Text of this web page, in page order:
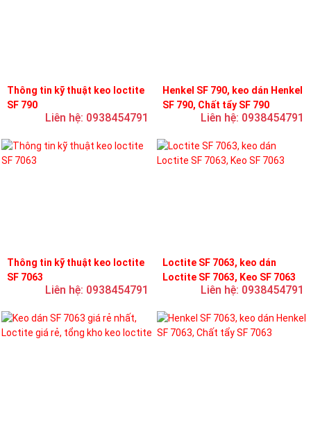
Thông tin kỹ thuật keo loctite
SF 790
Liên hệ: 0938454791
Henkel SF 790, keo dán Henkel
SF 790, Chất tẩy SF 790
Liên hệ: 0938454791
Thông tin kỹ thuật keo loctite
SF 7063
Liên hệ: 0938454791
Loctite SF 7063, keo dán
Loctite SF 7063, Keo SF 7063
Liên hệ: 0938454791